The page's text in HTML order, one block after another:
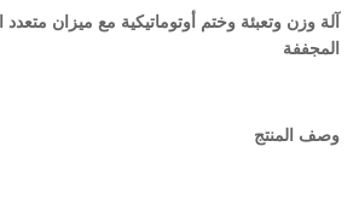
آلة وزن وتعبئة وختم أوتوماتيكية مع ميزان
المجففة
وصف المنتج